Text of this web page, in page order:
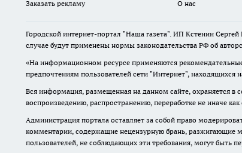
Заказать рекламу О нас
Городской интернет-портал "Наша газета". ИП Кстенин
случае будут применены нормы законодательства РФ об
«На информационном ресурсе применяются
предпочтениям пользователей сети "Интернет", находящихся
Вся информация, размещенная на данном сайте, охраняется в
воспроизведению, распространению, переработке не иначе
Администрация портала оставляет за собой право
комментарии, содержащие нецензурную брань, разжигающие
пользователей, не соблюдающих эти требования, могут быть